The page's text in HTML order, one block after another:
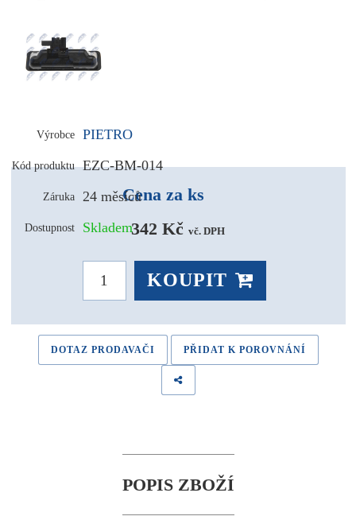
Výrobce PIETRO
Kód produktu EZC-BM-014
Záruka 24 měsíců
Dostupnost Skladem
Cena za ks
342 Kč vč. DPH
KOUPIT
DOTAZ PRODAVAČI PŘIDAT K POROVNÁNÍ
POPIS ZBOŽÍ